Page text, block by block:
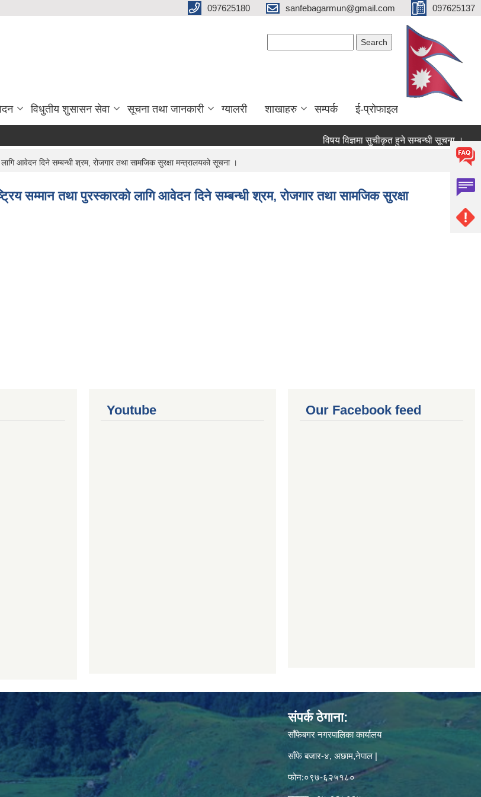
097625180 sanfebagarmun@gmail.com 097625137
विधुतीय शुसासन सेवा सूचना तथा जानकारी ग्यालरी शाखाहरु सम्पर्क ई-प्रोफाइल
विषय विज्ञमा सुचीकृत हुने सम्बन्धी सूचना ।
लागि आवेदन दिने सम्बन्धी श्रम, रोजगार तथा सामजिक सुरक्षा मन्त्रालयको सूचना ।
सम्मान तथा पुरस्कारको लागि आवेदन दिने सम्बन्धी श्रम, रोजगार तथा सामजिक सुरक्षा
Youtube Our Facebook feed
संपर्क ठेगाना:
साँफेबगर नगरपालिका कार्यालय
साँफे बजार-४, अछाम,नेपाल |
फोन:०९७-६२५१८०